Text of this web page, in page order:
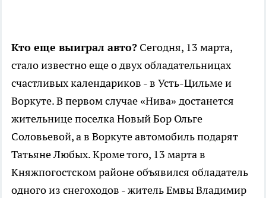
Кто еще выиграл авто? Сегодня, 13 марта,
стало известно еще о двух обладательницах
счастливых календариков - в Усть-Цильме и
Воркуте. В первом случае «Нива» достанется
жительнице поселка Новый Бор Ольге
Соловьевой, а в Воркуте автомобиль подарят
Татьяне Любых. Кроме того, 13 марта в
Княжпогостском районе объявился обладатель
одного из снегоходов - житель Емвы Владимир